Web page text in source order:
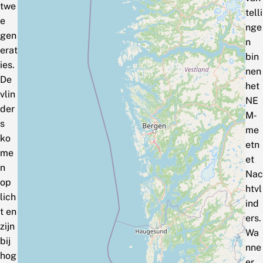
twe
e
gen
erat
ies.
De
vlin
der
s
ko
me
n
op
lich
t en
zijn
bij
hog
telli
nge
n
bin
nen
het
NE
M‑
me
etn
et
Nac
htvl
ind
ers.
Wa
nne